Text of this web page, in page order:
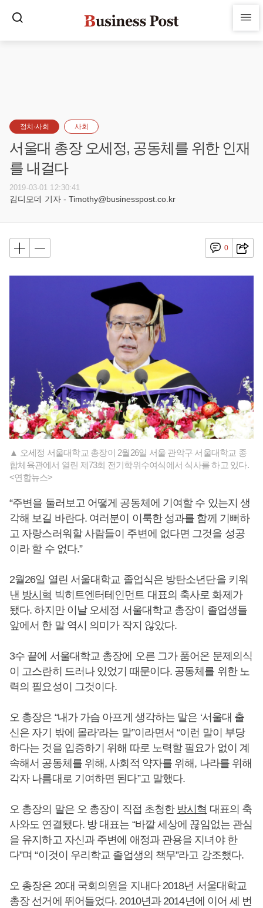
정치·사회 사회
서울대 총장 오세정, 공동체를 위한 인재
를 내걸다
2019-03-01 12:30:41
김디모데 기자 - Timothy@businesspost.co.kr
0
▲ 오세정 서울대학교 총장이 2월26일 서울 관악구 서울대학교 종
합체육관에서 열린 제73회 전기학위수여식에서 식사를 하고 있다.
<연합뉴스>
“주변을 둘러보고 어떻게 공동체에 기여할 수 있는지 생
각해 보길 바란다. 여러분이 이룩한 성과를 함께 기뻐하
고 자랑스러워할 사람들이 주변에 없다면 그것을 성공
이라 할 수 없다.”
2월26일 열린 서울대학교 졸업식은 방탄소년단을 키워
낸 방시혁 빅히트엔터테인먼트 대표의 축사로 화제가
됐다. 하지만 이날 오세정 서울대학교 총장이 졸업생들
앞에서 한 말 역시 의미가 작지 않았다.
3수 끝에 서울대학교 총장에 오른 그가 품어온 문제의식
이 고스란히 드러나 있었기 때문이다. 공동체를 위한 노
력의 필요성이 그것이다.
오 총장은 “내가 가슴 아프게 생각하는 말은 ‘서울대 출
신은 자기 밖에 몰라’라는 말”이라면서 “이런 말이 부당
하다는 것을 입증하기 위해 따로 노력할 필요가 없이 계
속해서 공동체를 위해, 사회적 약자를 위해, 나라를 위해
각자 나름대로 기여하면 된다”고 말했다.
오 총장의 말은 오 총장이 직접 초청한 방시혁 대표의 축
사와도 연결됐다. 방 대표는 “바깥 세상에 끊임없는 관심
을 유지하고 자신과 주변에 애정과 관용을 지녀야 한
다”며 “이것이 우리학교 졸업생의 책무”라고 강조했다.
오 총장은 20대 국회의원을 지내다 2018년 서울대학교
총장 선거에 뛰어들었다. 2010년과 2014년에 이어 세 번